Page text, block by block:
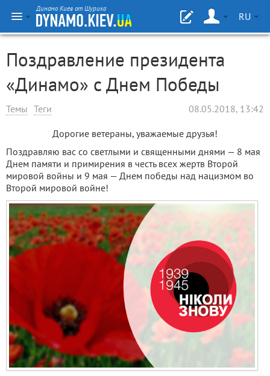
Динамо Киев от Шурика
RU
Поздравление президента
«Динамо» с Днем Победы
Темы Теги 08.05.2018, 13:42
Дорогие ветераны, уважаемые друзья!
Поздравляю вас со светлыми и священными днями — 8 мая
Днем памяти и примирения в честь всех жертв Второй
мировой войны и 9 мая — Днем победы над нацизмом во
Второй мировой войне!